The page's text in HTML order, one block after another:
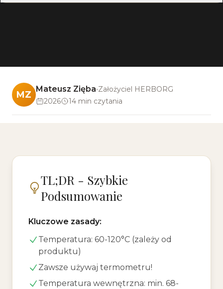
MZ
Mateusz Zięba•Założyciel HERBORG
2026
14 min czytania
TL;DR - Szybkie
Podsumowanie
Kluczowe zasady:
Temperatura: 60-120°C (zależy od
produktu)
Zawsze używaj termometru!
Temperatura wewnętrzna: min. 68-